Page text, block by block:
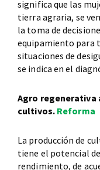
significa que las
tierra agraria, se
la toma de
equipamiento para
situaciones de
se indica en el
Agro regenerativa
cultivos. Reforma
La producción de
tiene el potencial
rendimiento, de